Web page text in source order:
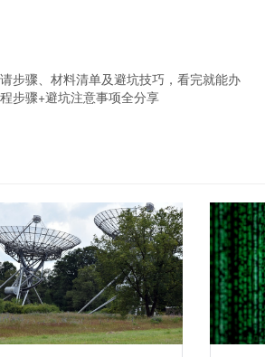
步骤、材料清单及避坑技巧，看完就能办
步骤+避坑注意事项全分享